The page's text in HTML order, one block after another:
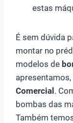
estas
É sem dúvida
montar no
modelos de
Comercial.
bombas das
Também